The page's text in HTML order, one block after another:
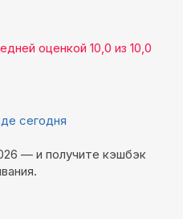
оценкой 10,0 из 10,0
сегодня
— и получите кэшбэк